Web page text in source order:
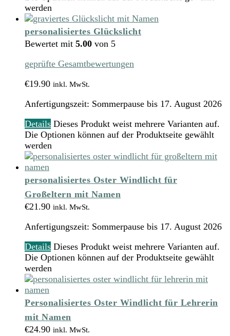
werden
personalisiertes Glückslicht
Bewertet mit 5.00 von 5
geprüfte Gesamtbewertungen
€19.90 inkl. MwSt.
Anfertigungszeit: Sommerpause bis 17. August 2026
Details Dieses Produkt weist mehrere Varianten auf.
Die Optionen können auf der Produktseite gewählt
werden
personalisiertes Oster Windlicht für
Großeltern mit Namen
€21.90 inkl. MwSt.
Anfertigungszeit: Sommerpause bis 17. August 2026
Details Dieses Produkt weist mehrere Varianten auf.
Die Optionen können auf der Produktseite gewählt
werden
Personalisiertes Oster Windlicht für Lehrerin
mit Namen
€24.90 inkl. MwSt.